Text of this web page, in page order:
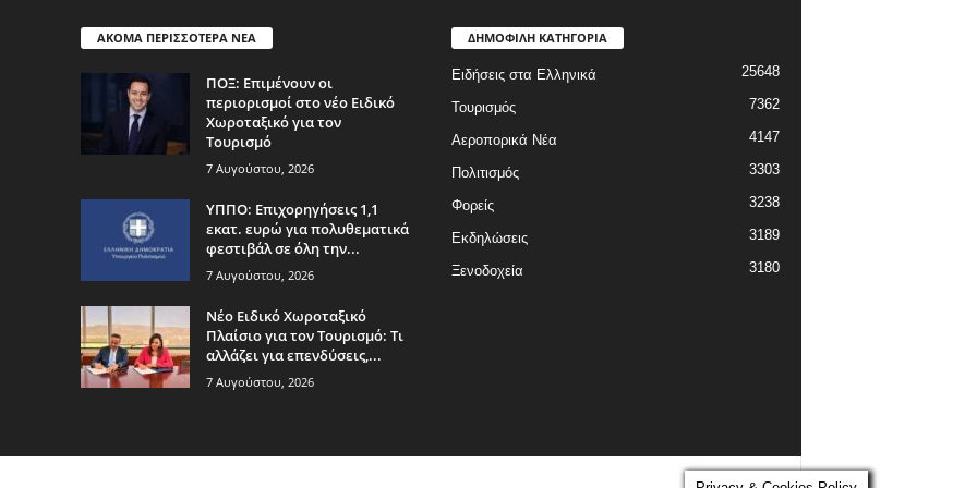
ΑΚΟΜΑ ΠΕΡΙΣΣΟΤΕΡΑ ΝΕΑ
ΠΟΞ: Επιμένουν οι
περιορισμοί στο νέο Ειδικό
Χωροταξικό για τον
Τουρισμό
7 Αυγούστου, 2026
ΥΠΠΟ: Επιχορηγήσεις 1,1
εκατ. ευρώ για πολυθεματικά
φεστιβάλ σε όλη την...
7 Αυγούστου, 2026
Νέο Ειδικό Χωροταξικό
Πλαίσιο για τον Τουρισμό: Τι
αλλάζει για επενδύσεις,...
7 Αυγούστου, 2026
ΔΗΜΟΦΙΛΗ ΚΑΤΗΓΟΡΙΑ
Ειδήσεις στα Ελληνικά 25648
Τουρισμός 7362
Αεροπορικά Νέα 4147
Πολιτισμός 3303
Φορείς 3238
Εκδηλώσεις 3189
Ξενοδοχεία 3180